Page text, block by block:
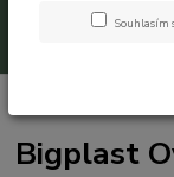
Bigplast
Souhlasím